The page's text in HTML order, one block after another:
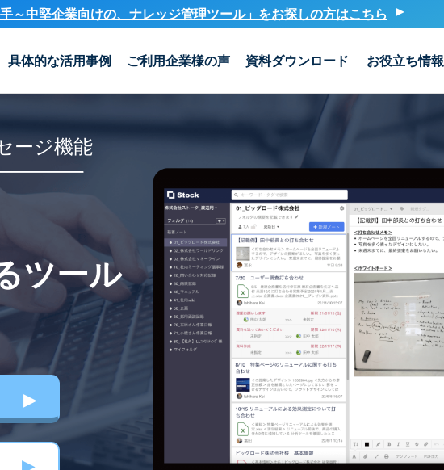
～中堅企業向けの、ナレッジ管理ツール」をお探しの方はこちら
具体的な活用事例 ご利用企業様の声 資料ダウンロード お役立ち情報
ージ機能
ツール